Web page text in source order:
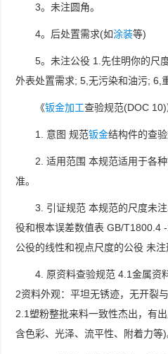
3。未注圆角。
4。后处置需求(如涂装等)
5。未注公役 1.先住明你的尺度
外表处置需求; 5,无污染和油污; 6,
《钣金加工查验规范(DOC 10)
1. 意图 规范钣金结构件的查
2. 适用范围 本规范适用于各种
准。
3. 引证规范 本规范的尺度未注
役和根本误差数值表 GB/T1800.4
公役的线性和视点尺度的公役 未
4. 原资料查验规范 4.1金属资料
2资料外观：平坦无锈迹，无开裂
2.1塑粉整批来料一致性杰出，有
含色彩、光泽、流平性、附着力等